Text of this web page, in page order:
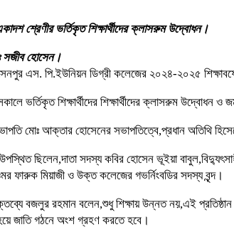
শ্রেণীর ভর্তিকৃত শিক্ষার্থীদের ক্লাসরুম উদ্বোধন।
সজীব হোসেন।
এস. পি.ইউনিয়ন ডিগ্রী কলেজের ২০২৪-২০২৫
ভর্তিকৃত শিক্ষার্থীদের শিক্ষার্থীদের ক্লাসরুম উদ্বোধন
সভাপতি মোঃ আক্তার হোসেনের সভাপতিত্বে,প্রধান
ছিলেন,দাতা সদস্য কবির হোসেন ভূইয়া
ফারুক মিয়াজী ও উক্ত কলেজের গভর্নিংবডির সদস্য বৃন্দ।
বজলুর রহমান বলেন,শুধু শিক্ষায় উন্নত নয়,এই
হয়ে জাতি গঠনে অংশ গ্রহণ করতে হবে।